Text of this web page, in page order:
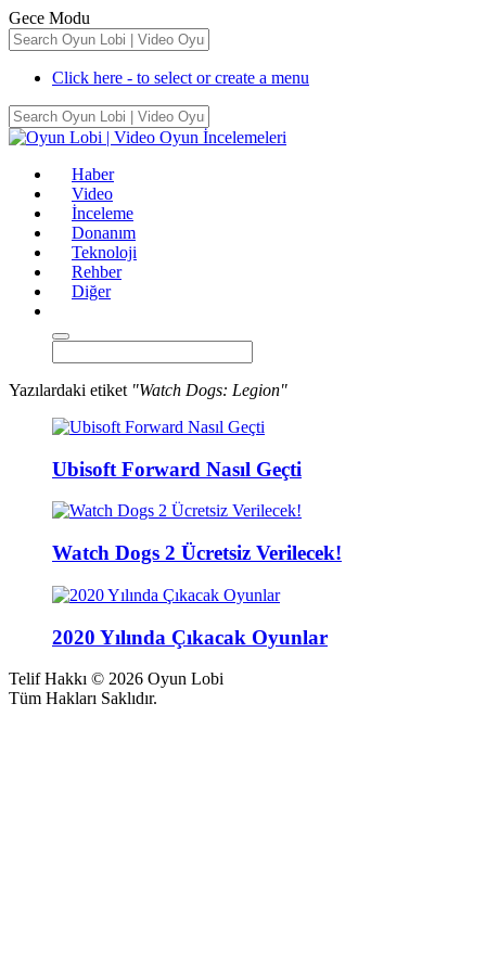
Gece Modu
Click here - to select or create a menu
Haber
Video
İnceleme
Donanım
Teknoloji
Rehber
Diğer
Yazılardaki etiket "Watch Dogs: Legion"
Ubisoft Forward Nasıl Geçti
Watch Dogs 2 Ücretsiz Verilecek!
2020 Yılında Çıkacak Oyunlar
Telif Hakkı © 2026 Oyun Lobi
Tüm Hakları Saklıdır.